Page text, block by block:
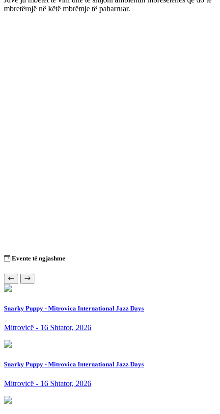
mbretërojë në këtë mbrëmje të paharruar.
Evente të ngjashme
Snarky Puppy - Mitrovica International Jazz Days
Mitrovicë - 16 Shtator, 2026
Snarky Puppy - Mitrovica International Jazz Days
Mitrovicë - 16 Shtator, 2026